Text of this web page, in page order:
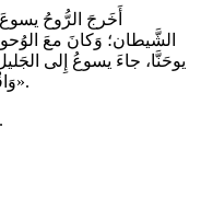
أَخَرجَ الرُّوحُ يسوعَ
الشَّيطان؛ وَكانَ معَ
يوحَنَّا، جاءَ يسوعُ إِلى
وَاقْتَرَبَ مَلَكوتُ الله. فَتوبوا وآمِنوا بِالبِشارة».
التسبيح لك أيها المسيح.